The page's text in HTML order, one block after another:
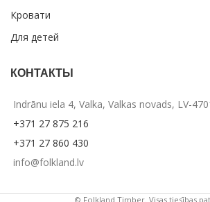
Кровати
Для детей
КОНТАКТЫ
Indrānu iela 4, Valka, Valkas novads, LV-
+371 27 875 216
+371 27 860 430
info@folkland.lv
© Folkland Timber. Visas tiesības